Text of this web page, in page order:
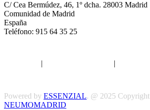
C/ Cea Bermúdez, 46, 1º dcha. 28003 Madrid
Comunidad de Madrid
España
Teléfono: 915 64 35 25
| |
Powered by ESSENZIAL. @ 2025 Copyright
NEUMOMADRID